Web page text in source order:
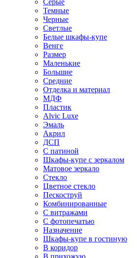
Серые
Темные
Черные
Светлые
Белые шкафы-купе
Венге
Размер
Маленькие
Большие
Средние
Отделка и материал
МДФ
Пластик
Alvic Luxe
Эмаль
Акрил
ДСП
С патиной
Шкафы-купе с зеркалом
Матовое зеркало
Стекло
Цветное стекло
Пескоструй
Комбинированные
С витражами
С фотопечатью
Назначение
Шкафы-купе в гостиную
В коридор
В прихожую